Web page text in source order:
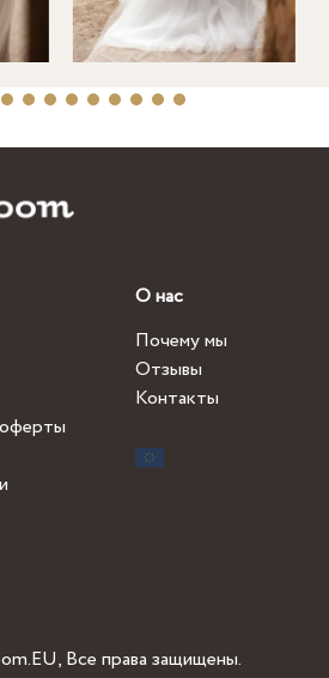
О нас
Почему мы
Отзывы
Контакты
, Все права защищены.